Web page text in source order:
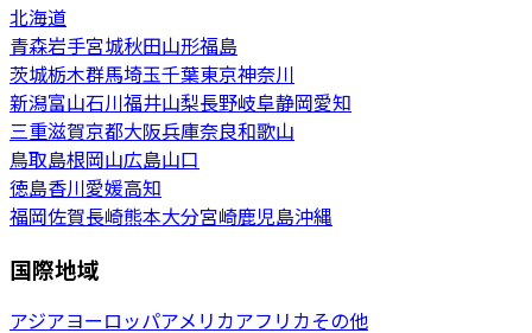
北海道
青森岩手宮城秋田山形福島
茨城栃木群馬埼玉千葉東京神奈川
新潟富山石川福井山梨長野岐阜静岡愛知
三重滋賀京都大阪兵庫奈良和歌山
鳥取島根岡山広島山口
徳島香川愛媛高知
福岡佐賀長崎熊本大分宮崎鹿児島沖縄
国際地域
アジアヨーロッパアメリカアフリカその他